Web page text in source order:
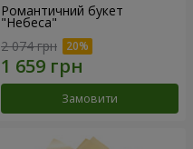
Романтичний букет
"Небеса"
2 074 грн
Замовити